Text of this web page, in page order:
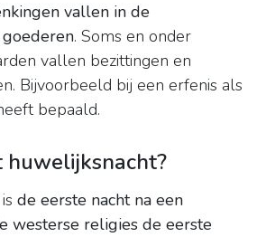
vallen in de
. Soms en onder
vallen bezittingen en
Bijvoorbeeld bij een erfenis als
bepaald.
de eerste nacht na een
westerse religies de eerste